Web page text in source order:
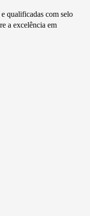
qualificadas com selo
a excelência em